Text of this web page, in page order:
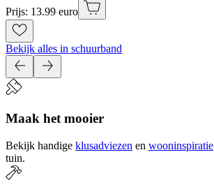
Prijs: 13.99 euro
Bekijk alles in schuurband
Maak het mooier
Bekijk handige klusadviezen en wooninspiratie
tuin.